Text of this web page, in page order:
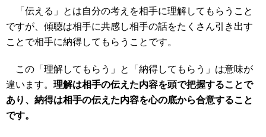
「伝える」とは自分の考えを相手に理解してもらうこと
ですが、傾聴は相手に共感し相手の話をたくさん引き出す
ことで相手に納得してもらうことです。
この「理解してもらう」と「納得してもらう」は意味が
違います。 理解は相手の伝えた内容を頭で把握することで
あり、納得は相手の伝えた内容を心の底から合意すること
です。